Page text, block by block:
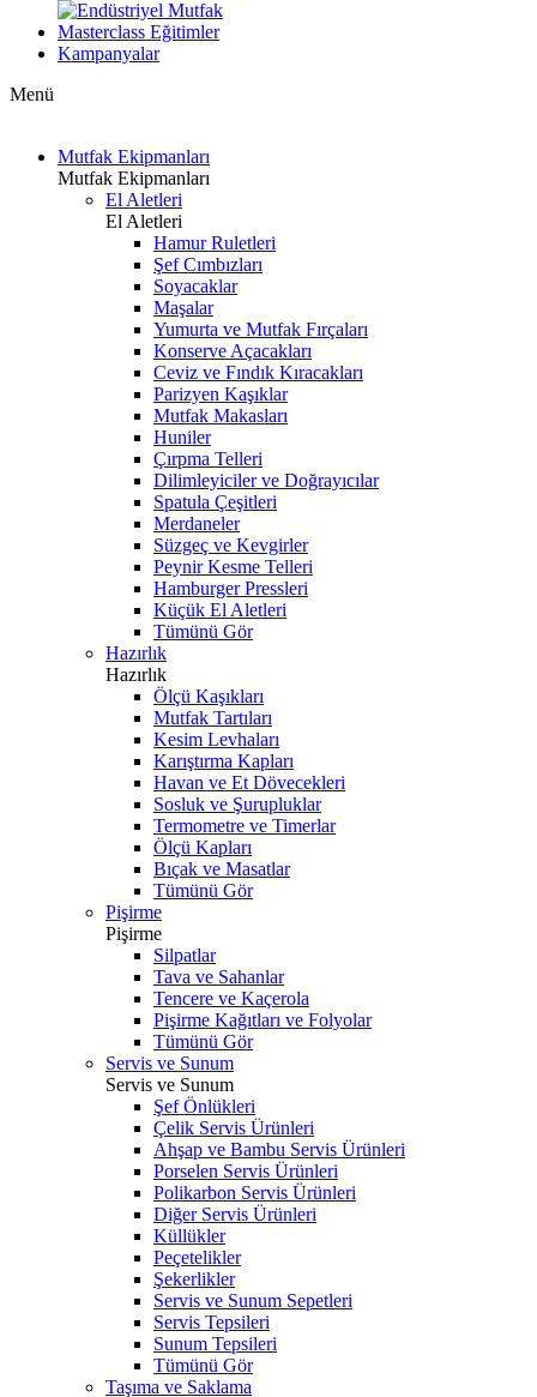
Masterclass Eğitimler
Kampanyalar
Menü
Mutfak Ekipmanları
Mutfak Ekipmanları
El Aletleri
El Aletleri
Hamur Ruletleri
Şef Cımbızları
Soyacaklar
Maşalar
Yumurta ve Mutfak Fırçaları
Konserve Açacakları
Ceviz ve Fındık Kıracakları
Parizyen Kaşıklar
Mutfak Makasları
Huniler
Çırpma Telleri
Dilimleyiciler ve Doğrayıcılar
Spatula Çeşitleri
Merdaneler
Süzgeç ve Kevgirler
Peynir Kesme Telleri
Hamburger Pressleri
Küçük El Aletleri
Tümünü Gör
Hazırlık
Hazırlık
Ölçü Kaşıkları
Mutfak Tartıları
Kesim Levhaları
Karıştırma Kapları
Havan ve Et Dövecekleri
Sosluk ve Şurupluklar
Termometre ve Timerlar
Ölçü Kapları
Bıçak ve Masatlar
Tümünü Gör
Pişirme
Pişirme
Silpatlar
Tava ve Sahanlar
Tencere ve Kaçerola
Pişirme Kağıtları ve Folyolar
Tümünü Gör
Servis ve Sunum
Servis ve Sunum
Şef Önlükleri
Çelik Servis Ürünleri
Ahşap ve Bambu Servis Ürünleri
Porselen Servis Ürünleri
Polikarbon Servis Ürünleri
Diğer Servis Ürünleri
Küllükler
Peçetelikler
Şekerlikler
Servis ve Sunum Sepetleri
Servis Tepsileri
Sunum Tepsileri
Tümünü Gör
Taşıma ve Saklama